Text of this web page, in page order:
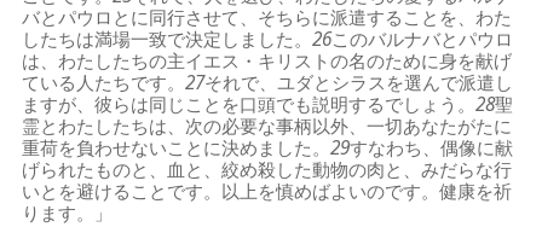
バとパウロとに同行させて、そちらに派遣することを、わた
したちは満場一致で決定しました。26このバルナバとパウロ
は、わたしたちの主イエス・キリストの名のために身を献げ
ている人たちです。27それで、ユダとシラスを選んで派遣し
ますが、彼らは同じことを口頭でも説明するでしょう。28聖
霊とわたしたちは、次の必要な事柄以外、一切あなたがたに
重荷を負わせないことに決めました。29すなわち、偶像に献
げられたものと、血と、絞め殺した動物の肉と、みだらな行
いとを避けることです。以上を慎めばよいのです。健康を祈
ります。」